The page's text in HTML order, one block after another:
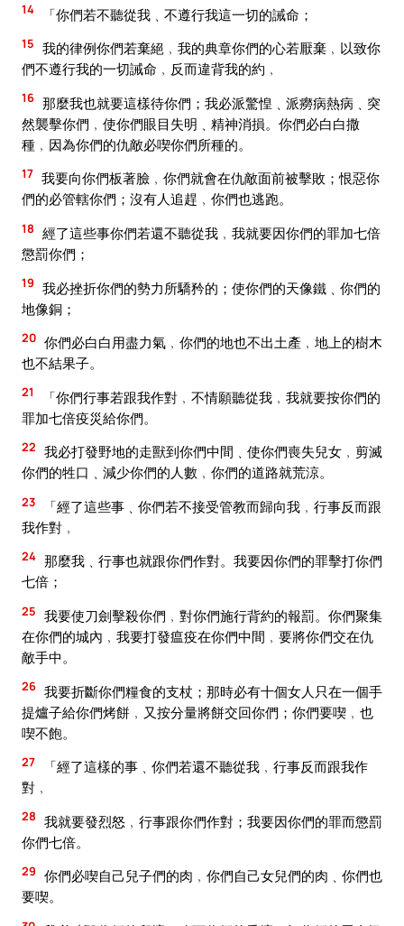
14 「你們若不聽從我﹑不遵行我這一切的誡命；
15 我的律例你們若棄絕﹐我的典章你們的心若厭棄﹐以致你
們不遵行我的一切誡命﹐反而違背我的約﹐
16 那麼我也就要這樣待你們；我必派驚惶﹑派癆病熱病﹑突
然襲擊你們﹐使你們眼目失明﹑精神消損。你們必白白撒
種﹐因為你們的仇敵必喫你們所種的。
17 我要向你們板著臉﹐你們就會在仇敵面前被擊敗；恨惡你
們的必管轄你們；沒有人追趕﹐你們也逃跑。
18 經了這些事你們若還不聽從我﹐我就要因你們的罪加七倍
懲罰你們；
19 我必挫折你們的勢力所驕矜的；使你們的天像鐵﹑你們的
地像銅；
20 你們必白白用盡力氣﹐你們的地也不出土產﹐地上的樹木
也不結果子。
21
「你們行事若跟我作對﹐不情願聽從我﹐我就要按你們的
罪加七倍疫災給你們。
22 我必打發野地的走獸到你們中間﹑使你們喪失兒女﹐剪滅
你們的牲口﹑減少你們的人數﹐你們的道路就荒涼。
23
「經了這些事﹑你們若不接受管教而歸向我﹐行事反而跟
我作對﹐
24 那麼我﹑行事也就跟你們作對。我要因你們的罪擊打你們
七倍；
25 我要使刀劍擊殺你們﹐對你們施行背約的報罰。你們聚集
在你們的城內﹐我要打發瘟疫在你們中間﹐要將你們交在仇
敵手中。
26 我要折斷你們糧食的支杖；那時必有十個女人只在一個手
提爐子給你們烤餅﹐又按分量將餅交回你們；你們要喫﹐也
喫不飽。
27
「經了這樣的事﹑你們若還不聽從我﹐行事反而跟我作
對﹐
28 我就要發烈怒﹐行事跟你們作對；我要因你們的罪而懲罰
你們七倍。
29 你們必喫自己兒子們的肉﹐你們自己女兒們的肉﹑你們也
要喫。